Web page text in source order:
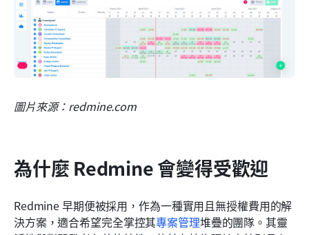
圖片來源：redmine.com
為什麼 Redmine 會變得受歡迎
Redmine 早期便被採用，作為一種實用且無授權費用的解
決方案，適合希望完全掌控其專案管理堆疊的團隊。其靈